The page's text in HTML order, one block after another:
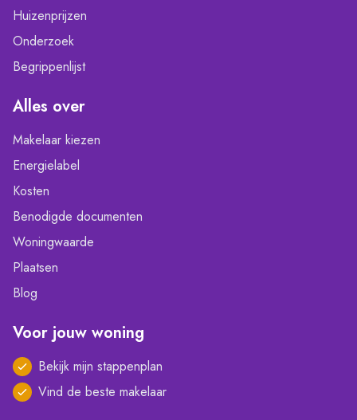
Huizenprijzen
Onderzoek
Begrippenlijst
Alles over
Makelaar kiezen
Energielabel
Kosten
Benodigde documenten
Woningwaarde
Plaatsen
Blog
Voor jouw woning
Bekijk mijn stappenplan
Vind de beste makelaar